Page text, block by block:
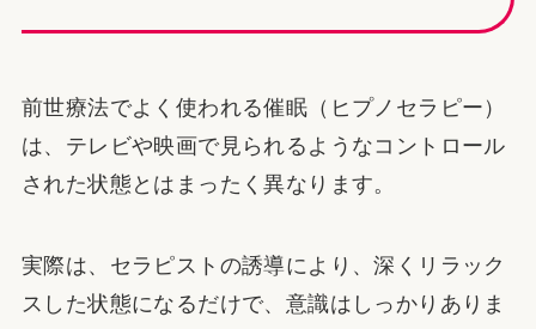
前世療法でよく使われる催眠（ヒプノセラピー）
は、テレビや映画で見られるようなコントロール
された状態とはまったく異なります。
実際は、セラピストの誘導により、深くリラック
スした状態になるだけで、意識はしっかりありま